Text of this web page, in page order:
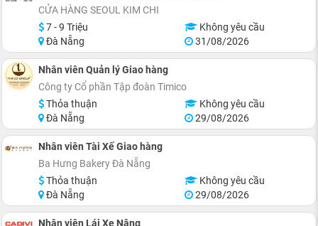
CỬA HÀNG SEOUL KIM CHI
7 - 9 Triệu
Không yêu cầu
Đà Nẵng
31/08/2026
Nhân viên Quản lý Giao hàng
Công ty Cổ phần Tập đoàn Timico
Thỏa thuận
Không yêu cầu
Đà Nẵng
29/08/2026
Nhân viên Tài Xế Giao hàng
Ba Hưng Bakery Đà Nẵng
Thỏa thuận
Không yêu cầu
Đà Nẵng
29/08/2026
Nhân viên Lái Xe Nâng